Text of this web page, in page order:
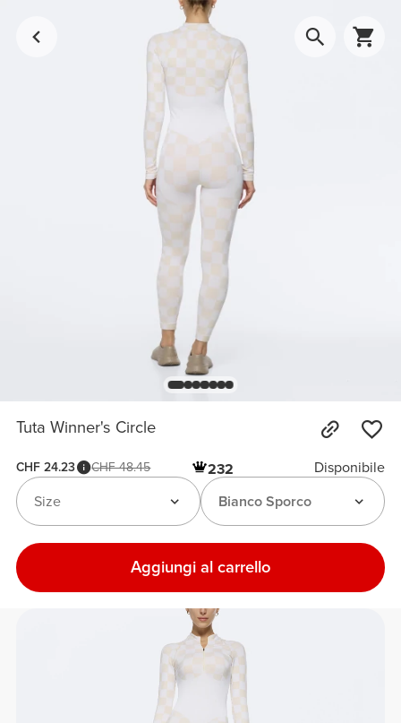
Tuta Winner's Circle
CHF 24.23 CHF 48.45 232
Disponibile
Bianco Sporco
Size
Aggiungi al carrello